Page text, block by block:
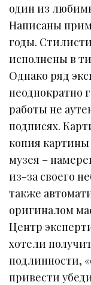
один из
Написаны
годы.
исполнены в
Однако ряд
неоднократно
работы не
подписях.
копия картины
музея –
из-за своего
также
оригиналом
Центр
хотели
подлинности,
привести